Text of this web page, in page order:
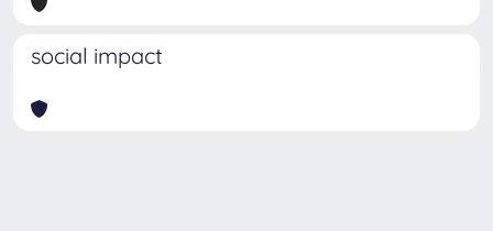
social impact